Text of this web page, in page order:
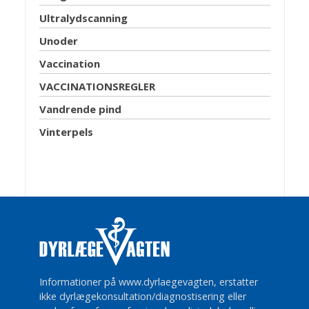
Ultralydscanning
Unoder
Vaccination
VACCINATIONSREGLER
Vandrende pind
Vinterpels
Informationer på www.dyrlaegevagten, erstatter
ikke dyrlægekonsultation/diagnostisering eller